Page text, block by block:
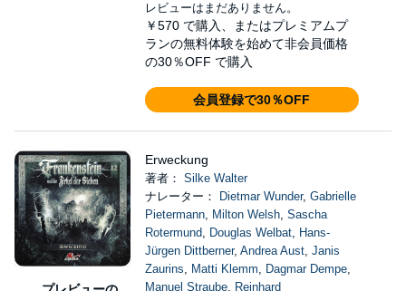
レビューはまだありません。
￥570 で購入、またはプレミアムプ
ランの無料体験を始めて非会員価格
の30％OFF で購入
会員登録で30％OFF
Erweckung
著者： Silke Walter
ナレーター：
Dietmar Wunder, Gabrielle
Pietermann, Milton Welsh, Sascha
Rotermund, Douglas Welbat, Hans-
Jürgen Dittberner, Andrea Aust, Janis
Zaurins, Matti Klemm, Dagmar Dempe,
Manuel Straube, Reinhard